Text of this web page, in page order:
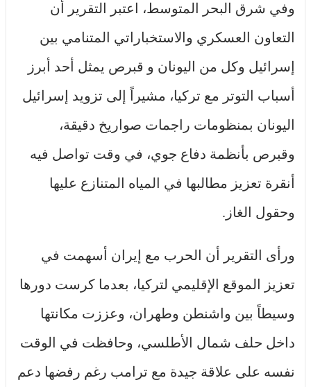
وفي شرق البحر المتوسط، اعتبر التقرير أن
التعاون العسكري والاستخباراتي المتنامي بين
إسرائيل وكل من اليونان و قبرص يمثل أحد أبرز
أسباب التوتر مع تركيا، مشيراً إلى تزويد إسرائيل
اليونان بمنظومات راجمات صواريخ دقيقة،
وقبرص بأنظمة دفاع جوي، في وقت تواصل فيه
أنقرة تعزيز مطالبها في المياه المتنازع عليها
وحقول الغاز.
ورأى التقرير أن الحرب مع إيران أسهمت في
تعزيز الموقع الإقليمي لتركيا، بعدما كرست دورها
وسيطاً بين واشنطن وطهران، وعززت مكانتها
داخل حلف شمال الأطلسي، وحافظت في الوقت
نفسه على علاقة جيدة مع ترامب رغم رفضها دعم